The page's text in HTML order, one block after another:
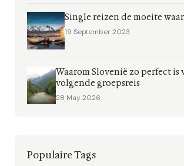
Single reizen de moeite
19 September 2023
Waarom Slovenië zo perfect is
volgende groepsreis
28 May 2026
Populaire Tags